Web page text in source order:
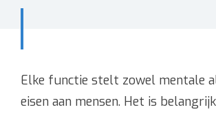
(Medische) Keuringen & Preventie
Elke functie stelt zowel mentale
eisen aan mensen. Het is